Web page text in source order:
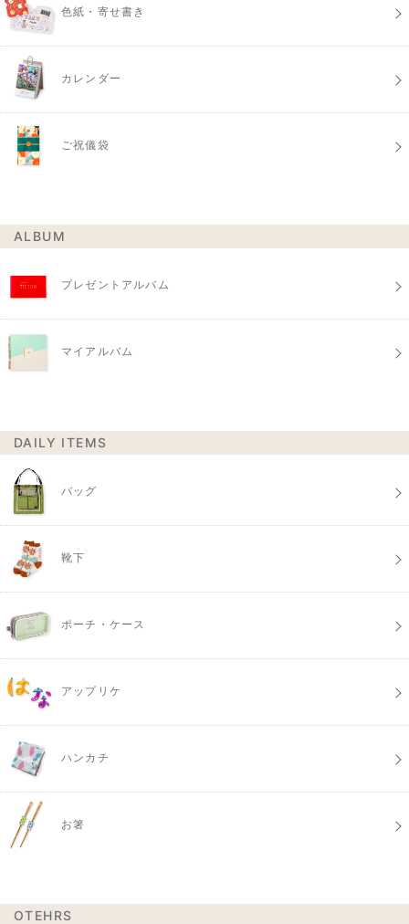
色紙・寄せ書き
カレンダー
ご祝儀袋
ALBUM
プレゼントアルバム
マイアルバム
DAILY ITEMS
バッグ
靴下
ポーチ・ケース
アップリケ
ハンカチ
お箸
OTEHRS